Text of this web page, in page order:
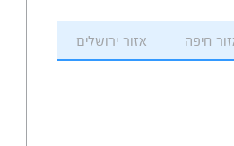
חיפה אזור ירושלים